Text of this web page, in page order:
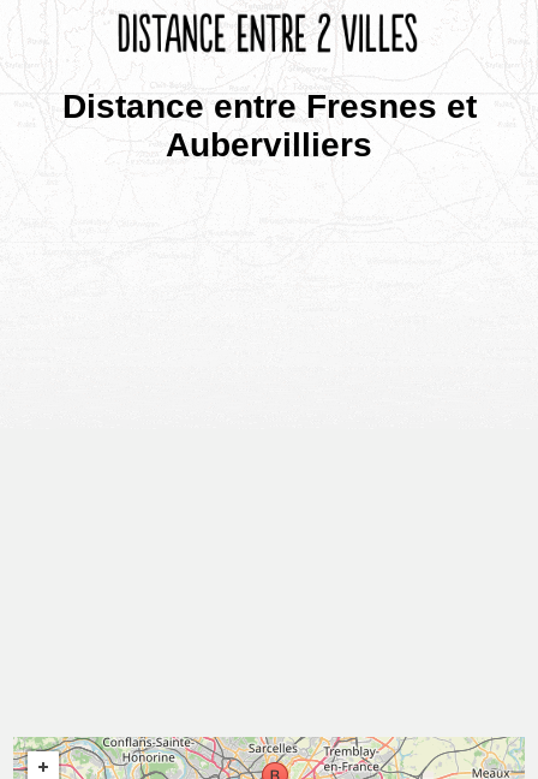
Distance entre Fresnes et
Aubervilliers